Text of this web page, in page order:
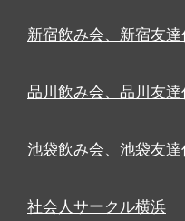
新宿飲み会、新宿友
品川飲み会、品川友
池袋飲み会、池袋友
社会人サークル横浜